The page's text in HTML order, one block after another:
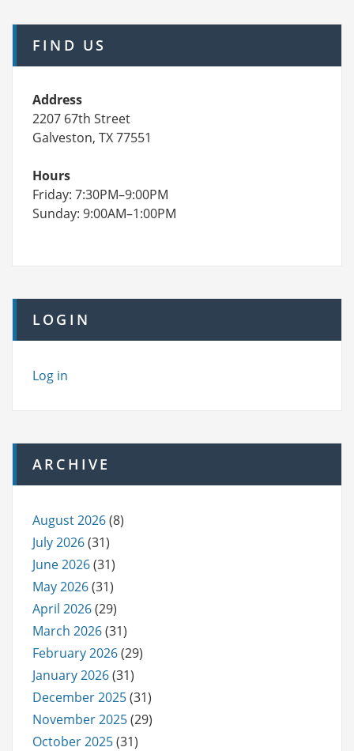
FIND US
Address
2207 67th Street
Galveston, TX 77551
Hours
Friday: 7:30PM–9:00PM
Sunday: 9:00AM–1:00PM
LOGIN
Log in
ARCHIVE
August 2026(8)
July 2026(31)
June 2026(31)
May 2026(31)
April 2026(29)
March 2026(31)
February 2026(29)
January 2026(31)
December 2025(31)
November 2025(29)
October 2025(31)